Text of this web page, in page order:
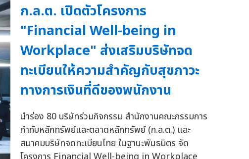
ก.ล.ต. เปิดตัวโครงการ
"Financial Well-being in
Workplace" ส่งเสริมบริษัทจด
ทะเบียนให้ความสำคัญกับสุขภาวะ
ทางการเงินที่ดีของพนักงาน
นำร่อง 80 บริษัทร่วมกิจกรรม สำนักงานคณะกรรมการ
กำกับหลักทรัพย์และตลาดหลักทรัพย์ (ก.ล.ต.) และ
สมาคมบริษัทจดทะเบียนไทย ในฐานะพันธมิตร จัด